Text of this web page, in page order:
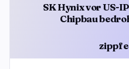
SK Hynix vor US-
Chipbau